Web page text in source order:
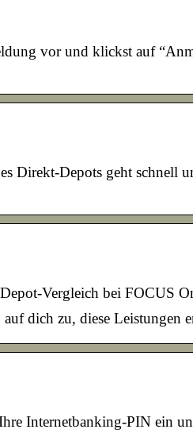
vor und klickst auf
Direkt-Depots geht schnell
Vergleich bei FOCUS
dich zu, diese Leistungen
Internetbanking-PIN ein